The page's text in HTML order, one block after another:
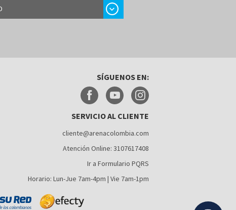
chevron_right
SÍGUENOS EN:
SERVICIO AL CLIENTE
cliente@arenacolombia.com
Atención Online: 3107617408
Ir a Formulario PQRS
Horario: Lun-Jue 7am-4pm | Vie 7am-1pm